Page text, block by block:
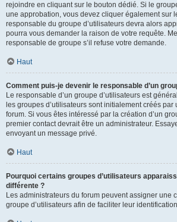
rejoindre en cliquant sur le bouton dédié. Si le
une approbation, vous devez cliquer également sur
responsable du groupe d’utilisateurs devra alors
pourra vous demander la raison de votre requête.
responsable de groupe s’il refuse votre demande.
Haut
Comment puis-je devenir le responsable d’un
Le responsable d’un groupe d’utilisateurs est
les groupes d’utilisateurs sont initialement créés par
forum. Si vous êtes intéressé par la création d’un
premier contact devrait être un administrateur.
envoyant un message privé.
Haut
Pourquoi certains groupes d’utilisateurs
différente ?
Les administrateurs du forum peuvent assigner une
groupe d’utilisateurs afin de faciliter leur